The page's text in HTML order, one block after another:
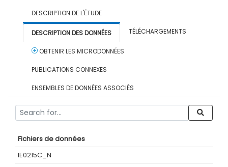
DESCRIPTION DE L'ÉTUDE
DESCRIPTION DES DONNÉES TÉLÉCHARGEMENTS
OBTENIR LES MICRODONNÉES
PUBLICATIONS CONNEXES
ENSEMBLES DE DONNÉES ASSOCIÉS
Fichiers de données
IE0215C_N